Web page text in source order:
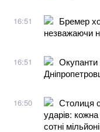
16:51
Бремер
незважаючи
16:51
Окупанти
16:50
Столиця
ударів:
сотні